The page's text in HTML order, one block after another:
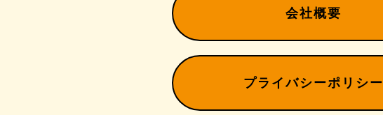
会社概要
プライバシーポリシー